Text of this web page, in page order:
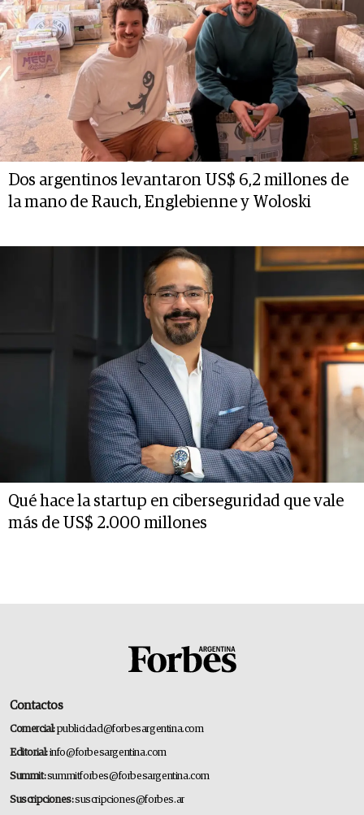
Dos argentinos levantaron US$ 6,2 millones de
la mano de Rauch, Englebienne y Woloski
Qué hace la startup en ciberseguridad que vale
más de US$ 2.000 millones
Contactos
Comercial:publicidad@forbesargentina.com
Editorial:info@forbesargentina.com
Summit:summitforbes@forbesargentina.com
Suscripciones:suscripciones@forbes.ar